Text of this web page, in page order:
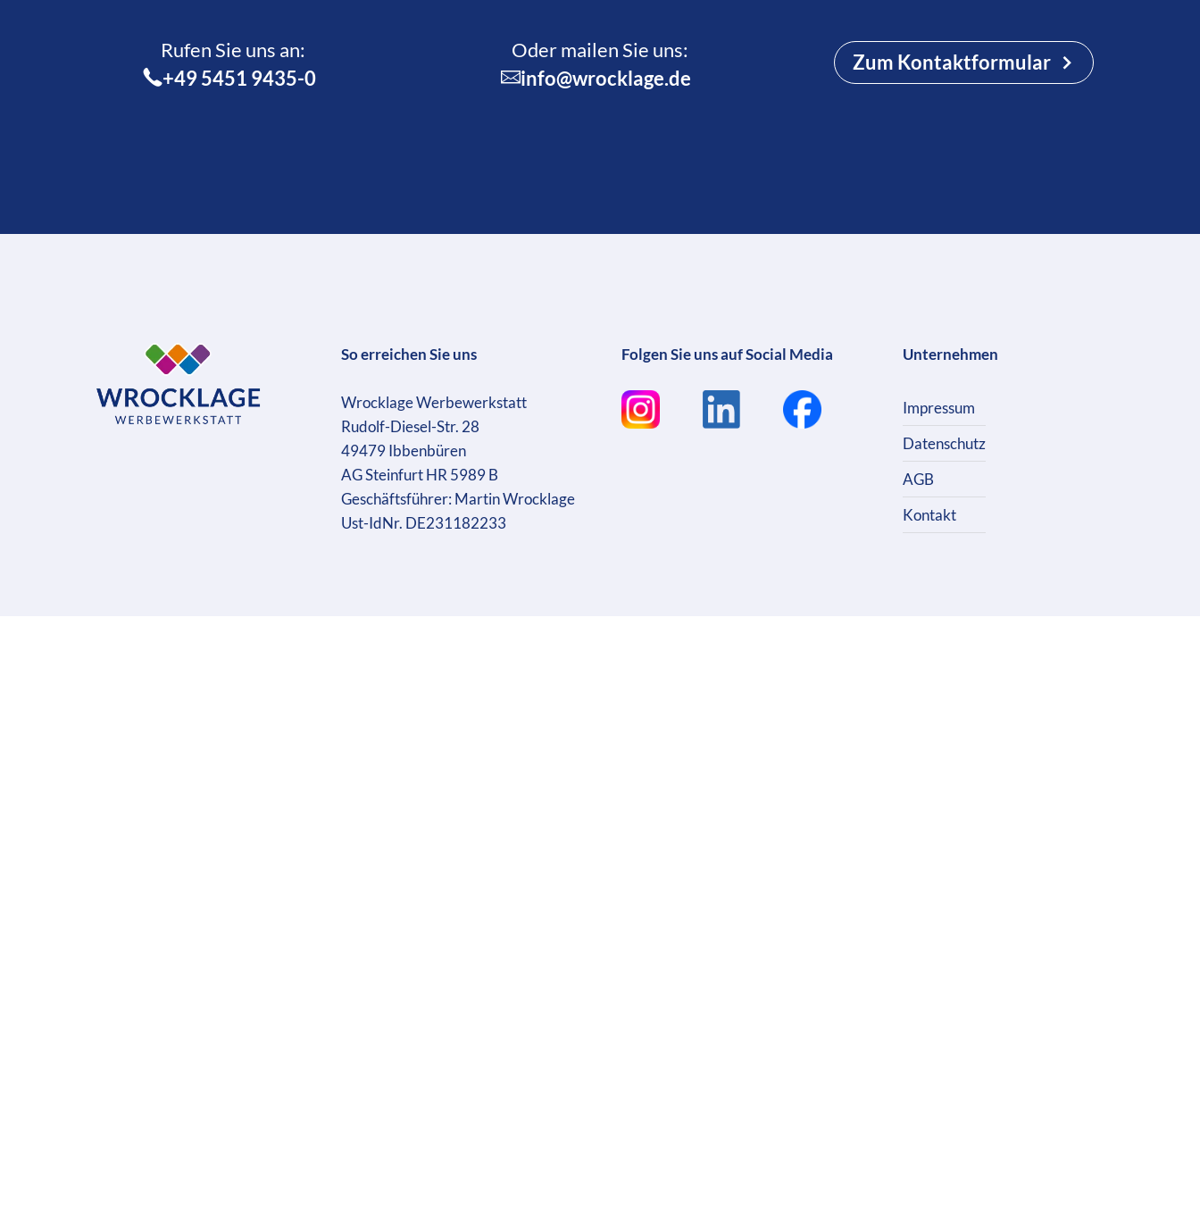
Rufen Sie uns an:­
+49 5451 9435-0
Oder mailen Sie uns:
info@wrocklage.de
Zum Kontaktformular
So erreichen Sie uns
Wrocklage Werbewerkstatt
Rudolf-Diesel-Str. 28
49479 Ibbenbüren
AG Steinfurt HR 5989 B
Geschäftsführer: Martin Wrocklage
Ust-IdNr. DE231182233
Folgen Sie uns auf Social Media Unternehmen
Impressum
Datenschutz
AGB
Kontakt